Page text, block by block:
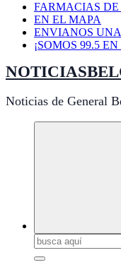
FARMACIAS
EN EL MAPA
ENVIANOS
¡SOMOS 99.5
Noticias de General
Buscar: